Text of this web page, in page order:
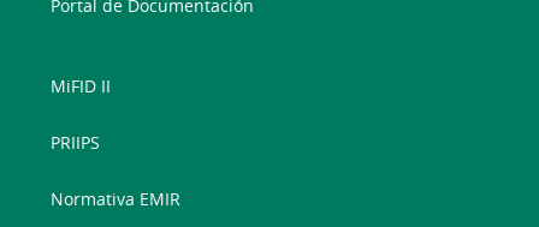
Portal de Documentación
MiFID II
PRIIPS
Normativa EMIR